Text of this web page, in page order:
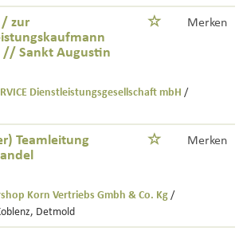
/ zur
Sankt Augustin
Merken
Dienstleistungsgesellschaft mbH /
Teamleitung
Merken
Korn Vertriebs Gmbh & Co. Kg /
Detmold